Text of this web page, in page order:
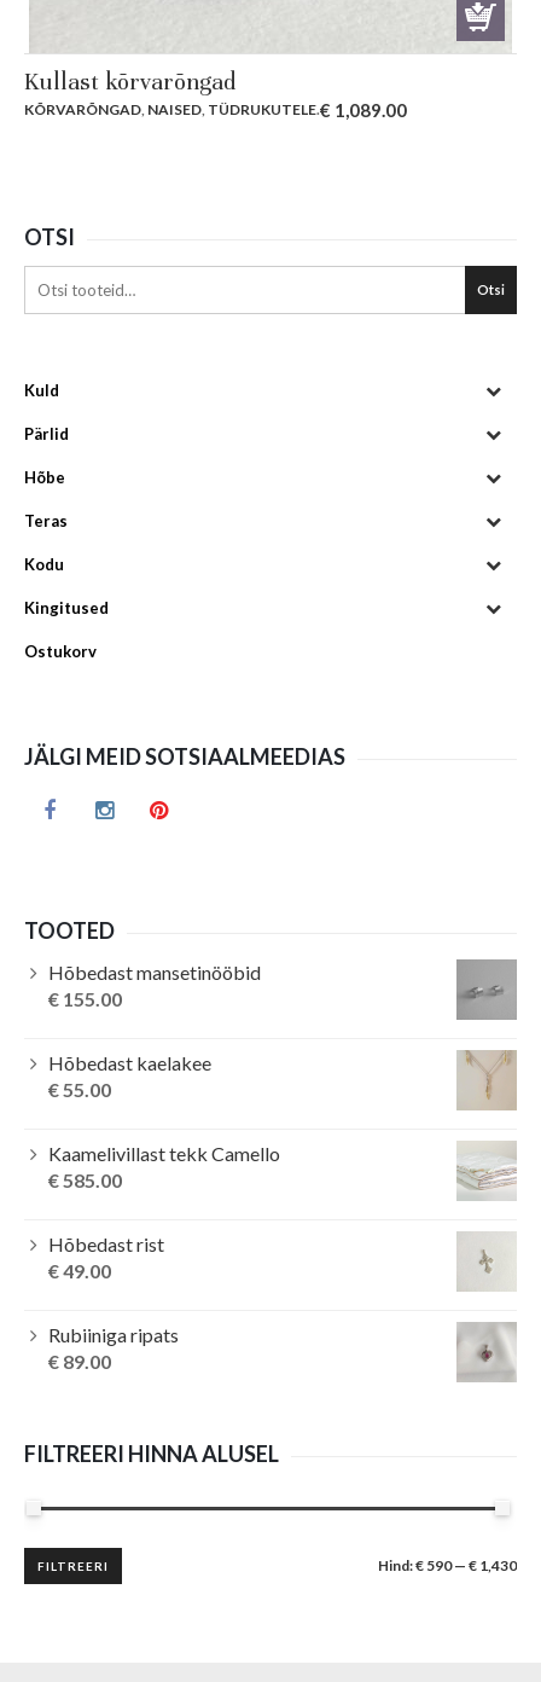
Kullast kõrvarõngad
KÕRVARÕNGAD NAISED TÜDRUKUTELE.€ 1,089.00
OTSI
Otsi
Kuld
Pärlid
Hõbe
Teras
Kodu
Kingitused
Ostukorv
JÄLGI MEID SOTSIAALMEEDIAS
TOOTED
Hõbedast mansetinööbid
€ 155.00
Hõbedast kaelakee
€55.00
Kaamelivillast tekk Camello
€585.00
Hõbedast rist
€49.00
Rubiiniga ripats
€ 89.00
FILTREERI HINNA ALUSEL
Minimaalne
hind
Maksimaalne
hind
FILTREERI Hind:€ 590— € 1,430